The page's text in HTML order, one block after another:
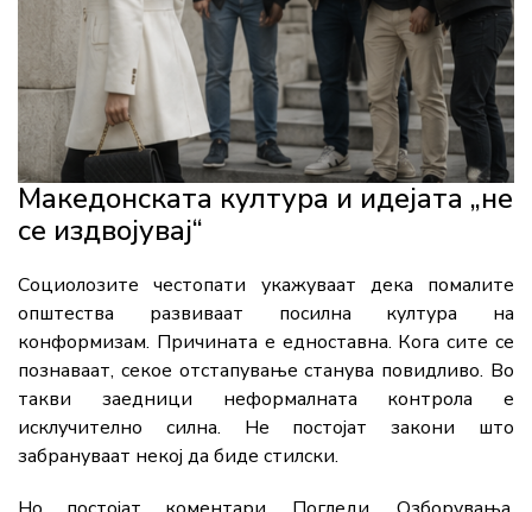
Македонската култура и идејата „не
се издвојувај“
Социолозите честопати укажуваат дека помалите
општества развиваат посилна култура на
конформизам. Причината е едноставна. Кога сите се
познаваат, секое отстапување станува повидливо. Во
такви заедници неформалната контрола е
исклучително силна. Не постојат закони што
забрануваат некој да биде стилски.